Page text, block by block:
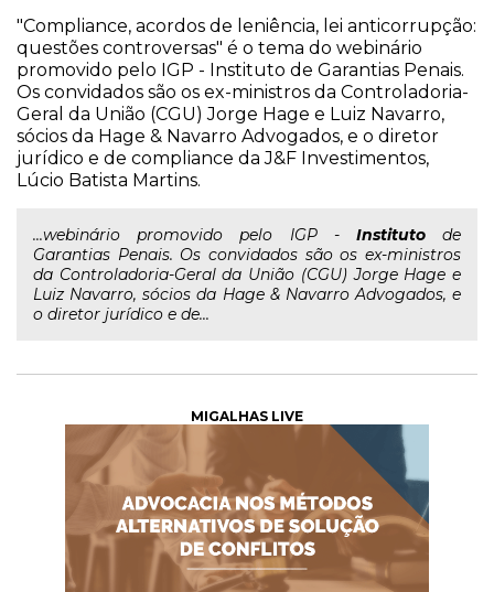
"Compliance, acordos de leniência, lei anticorrupção:
questões controversas" é o tema do webinário
promovido pelo IGP - Instituto de Garantias Penais.
Os convidados são os ex-ministros da Controladoria-
Geral da União (CGU) Jorge Hage e Luiz Navarro,
sócios da Hage & Navarro Advogados, e o diretor
jurídico e de compliance da J&F Investimentos,
Lúcio Batista Martins.
...webinário promovido pelo IGP - Institutode
Garantias Penais. Os convidados são os ex-ministros
da Controladoria-Geral da União (CGU) Jorge Hage e
Luiz Navarro, sócios da Hage & Navarro Advogados, e
o diretor jurídico e de...
MIGALHAS LIVE